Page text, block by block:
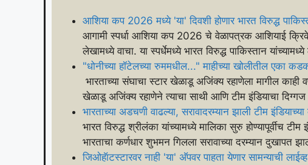
आशिया कप 2026 मध्ये 'या' दिवशी होणार भारत विरुद्ध
आगामी स्पर्धा आशिया कप 2026 चे वेळापत्रक आशियाई
लेखामध्ये वाचा. या स्पर्धेमध्ये भारत विरुद्ध पाकिस्तान यांच्यामध्ये
"धोनीच्या हॉटेलच्या रुममधील..." माहीच्या खोलीतील एका
भारताच्या संघाचा स्टार खेळाडू अजिंक्य रहाणेला मागील काही
खेळाडू अजिंक्य रहाणेने त्याचा साथी आणि टीम इंडियाचा
भारताच्या अडचणी वाढल्या, सरावादरम्यान झाली टीम
भारत विरुद्ध श्रीलंका यांच्यामध्ये मालिका सुरु होण्यापूर्वीच
भारताचा कर्णधार शुभमन गिलला सरावाच्या दरम्यान दुखापत
जिओहॅाटस्टारवर नाही 'या' अ‍ॅपवर पाहता येणार सामन्याची